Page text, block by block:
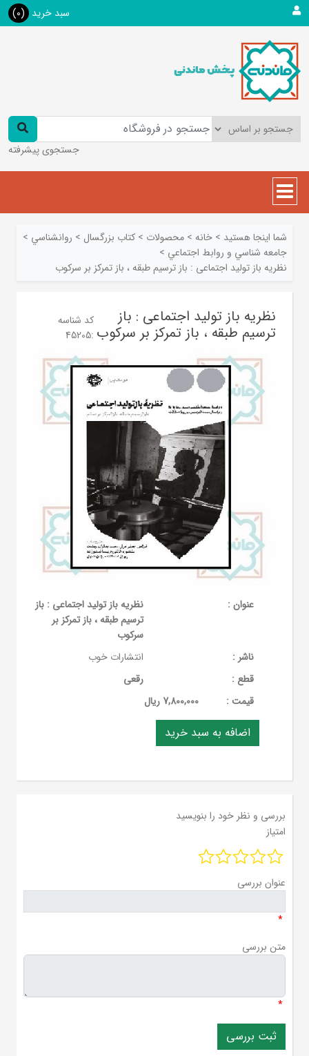
سبد خرید (0)
جستجوی پیشرفته
شما اینجا هستید > خانه > محصولات > کتاب بزرگسال > روانشناسي >
جامعه شناسي و روابط اجتماعي >
نظریه باز تولید اجتماعی : باز ترسیم طبقه ، باز تمرکز بر سرکوب
نظریه باز تولید اجتماعی : باز
ترسیم طبقه ، باز تمرکز بر سرکوب
کد شناسه
:
45205
عنوان :
نظریه باز تولید اجتماعی : باز
ترسیم طبقه ، باز تمرکز بر
سرکوب
ناشر :
انتشارات خوب
قطع :
رقعی
قيمت :
7,800,000 ریال
بررسی و نظر خود را بنویسید
امتیاز
عنوان بررسی
*
متن بررسی
*